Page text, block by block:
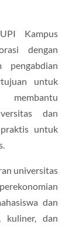
Kampus
dengan
pengabdian
untuk
dan
untuk
universitas
dan
kuliner, dan